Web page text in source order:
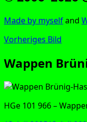
Made by mys­elfand
Vorheriges Bild
Wappen
HGe 101 966 –